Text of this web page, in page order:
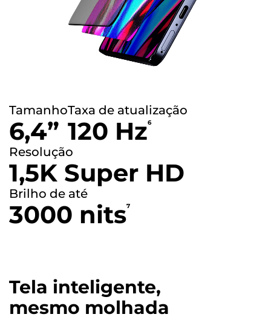
Tamanho
6,4”
Taxa de atualização
120 Hz6
Resolução
1,5K Super HD
Brilho de até
3000 nits7
Tela inteligente,
mesmo molhada